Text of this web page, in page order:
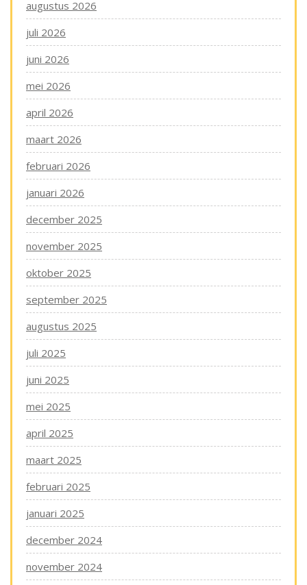
augustus 2026
juli 2026
juni 2026
mei 2026
april 2026
maart 2026
februari 2026
januari 2026
december 2025
november 2025
oktober 2025
september 2025
augustus 2025
juli 2025
juni 2025
mei 2025
april 2025
maart 2025
februari 2025
januari 2025
december 2024
november 2024